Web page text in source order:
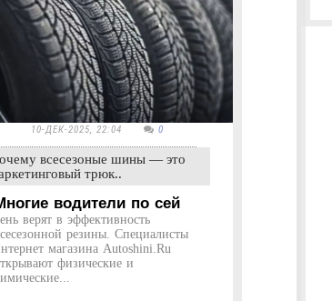
10-ДЕК-2025, 22:04 0
всесезоные шины — это
трюк..
водители по сей
верят в эффективность
резины. Специалисты
магазина Autoshini.Ru
физические и